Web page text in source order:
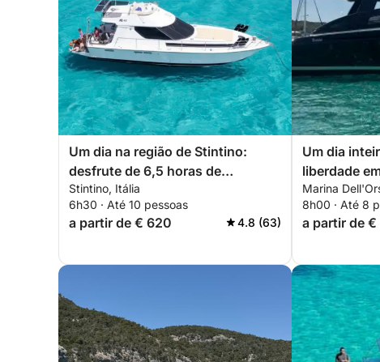
Um dia na região de Stintino:
desfrute de 6,5 horas de
exploração a bordo de uma
lancha de 14 metros.
Stintino, Itália
6h30 · Até 10 pessoas
a partir de € 620 4.8 (63)
Um dia
liberdade
Marina
8h00 · Até 8
a partir de